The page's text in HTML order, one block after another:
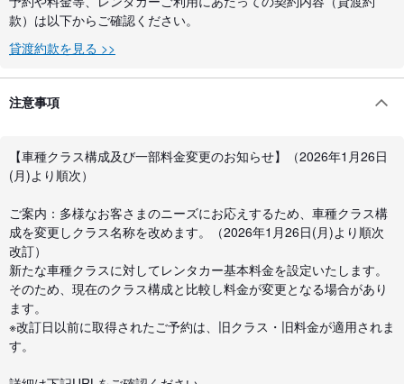
款）は以下からご確認ください。
貸渡約款を見る >>
注意事項
【車種クラス構成及び一部料金変更のお知らせ】（2026年1月26日
(月)より順次）
ご案内：多様なお客さまのニーズにお応えするため、車種クラス構
成を変更しクラス名称を改めます。（2026年1月26日(月)より順次
改訂）
新たな車種クラスに対してレンタカー基本料金を設定いたします。
そのため、現在のクラス構成と比較し料金が変更となる場合があり
ます。
※改訂日以前に取得されたご予約は、旧クラス・旧料金が適用されま
す。